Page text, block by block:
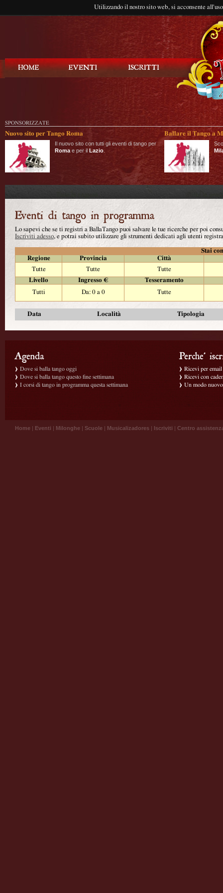
Utilizzando il nostro sito web, si acconsente
SPONSORIZZATE
Nuovo sito per Tango Roma
Il nuovo sito con tutti gli eventi di tango per
Roma e per il Lazio
Ballare il Tango a
Lo sapevi che se ti registri a BallaTango puoi salvare le tue ricerche per poi
Iscriviti adesso, e potrai subito utilizzare gli strumenti dedicati agli utenti
Stai
Regione
Provincia
Città
Tutte
Tutte
Tutte
Livello
Ingresso €
Tesseramento
Tutti
Da: 0 a 0 Tutte
Data Località Tipologia
Dove si balla tango oggi
Dove si balla tango questo fine settimana
I corsi di tango in programma questa settimana
Ricevi per
Ricevi con
Un modo
Home | Eventi | Milonghe | Scuole | Musicalizadores | Iscriviti | Centro